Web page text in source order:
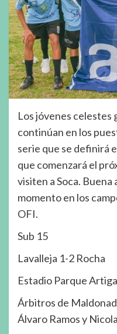
Los jóvenes celestes
continúan en los
serie que se definirá
que comenzará el
visiten a Soca.
momento en los
OFI.
Sub 15
Lavalleja 1-2 Rocha
Estadio Parque
Árbitros de
Álvaro Ramos y